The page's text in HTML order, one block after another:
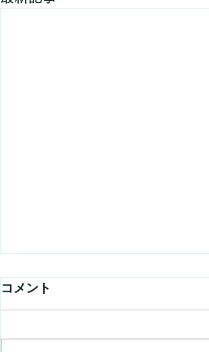
8月の予定
コメント